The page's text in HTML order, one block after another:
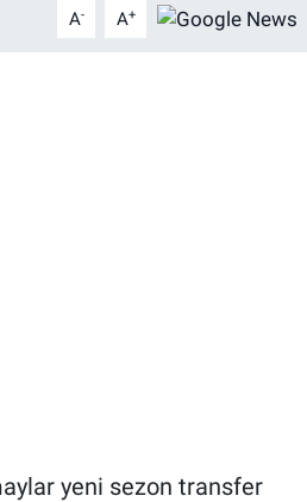
A- A+
yeni sezon transfer